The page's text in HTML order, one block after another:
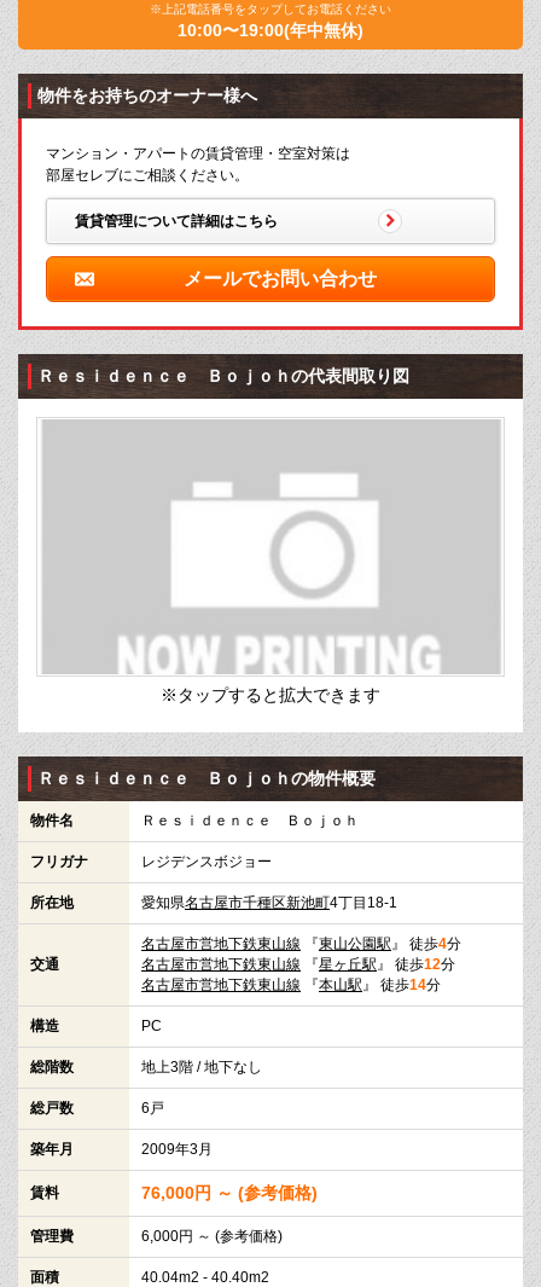
※上記電話番号をタップしてお電話ください
10:00〜19:00(年中無休)
物件をお持ちのオーナー様へ
マンション・アパートの賃貸管理・空室対策は
部屋セレブにご相談ください。
賃貸管理について詳細はこちら
メールでお問い合わせ
Ｒｅｓｉｄｅｎｃｅ Ｂｏｊｏｈの代表間取り図
※タップすると拡大できます
Ｒｅｓｉｄｅｎｃｅ Ｂｏｊｏｈの物件概要
物件名 Ｒｅｓｉｄｅｎｃｅ Ｂｏｊｏｈ
フリガナ レジデンスボジョー
所在地 愛知県名古屋市千種区新池町4丁目18-1
交通
名古屋市営地下鉄東山線 『東山公園駅 』 徒歩4分
名古屋市営地下鉄東山線 『星ヶ丘駅 』 徒歩12分
名古屋市営地下鉄東山線 『本山駅 』 徒歩14分
構造 PC
総階数 地上3階 / 地下なし
総戸数 6戸
築年月 2009年3月
賃料 76,000円 ～ (参考価格)
管理費 6,000円 ～ (参考価格)
面積 40.04m2 - 40.40m2